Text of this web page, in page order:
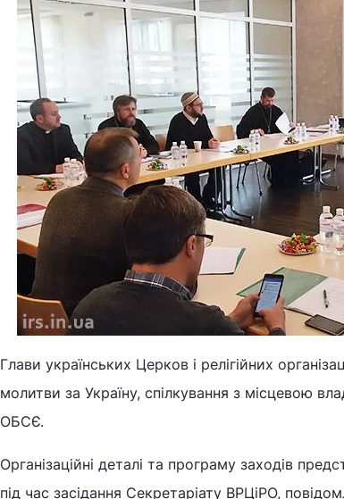
Глави українських Церков і релігійних
молитви за Україну, спілкування з місцевою
ОБСЄ.
Організаційні деталі та програму заходів
під час засідання Секретаріату ВРЦіРО,